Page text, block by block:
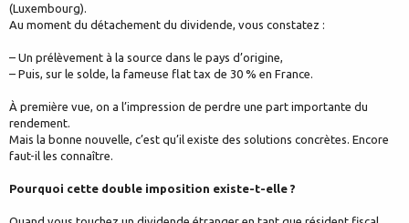
(Luxembourg).
Au moment du détachement du dividende, vous constatez :
– Un prélèvement à la source dans le pays d’origine,
– Puis, sur le solde, la fameuse flat tax de 30 % en France.
À première vue, on a l’impression de perdre une part importante du
rendement.
Mais la bonne nouvelle, c’est qu’il existe des solutions concrètes. Encore
faut-il les connaître.
Pourquoi cette double imposition existe-t-elle ?